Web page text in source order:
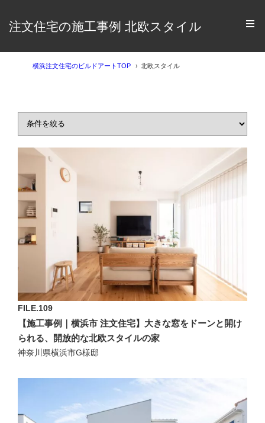
注文住宅の施工事例 北欧スタイル
横浜注文住宅のビルドアートTOP 北欧スタイル
FILE.109
【施工事例｜横浜市 注文住宅】大きな窓をドーンと開け
られる、開放的な北欧スタイルの家
神奈川県横浜市G様邸